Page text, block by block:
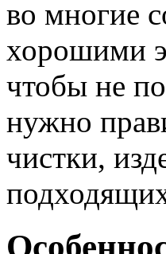
во многие
хорошими
чтобы не
нужно
чистки,